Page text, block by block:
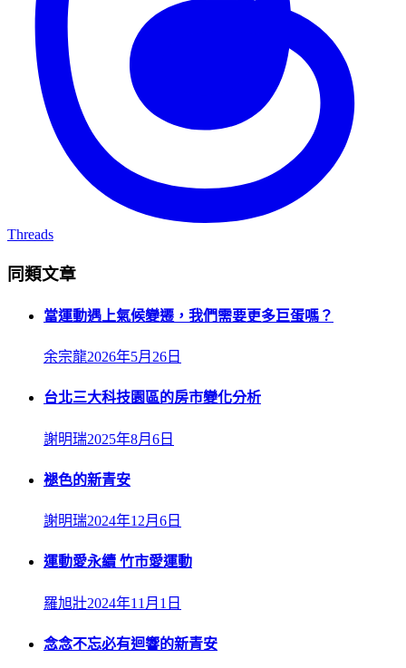
Threads
同類文章
當運動遇上氣候變遷，我們需要更多巨蛋嗎？
余宗龍2026年5月26日
台北三大科技園區的房市變化分析
謝明瑞2025年8月6日
褪色的新青安
謝明瑞2024年12月6日
運動愛永續 竹市愛運動
羅旭壯2024年11月1日
念念不忘必有迴響的新青安